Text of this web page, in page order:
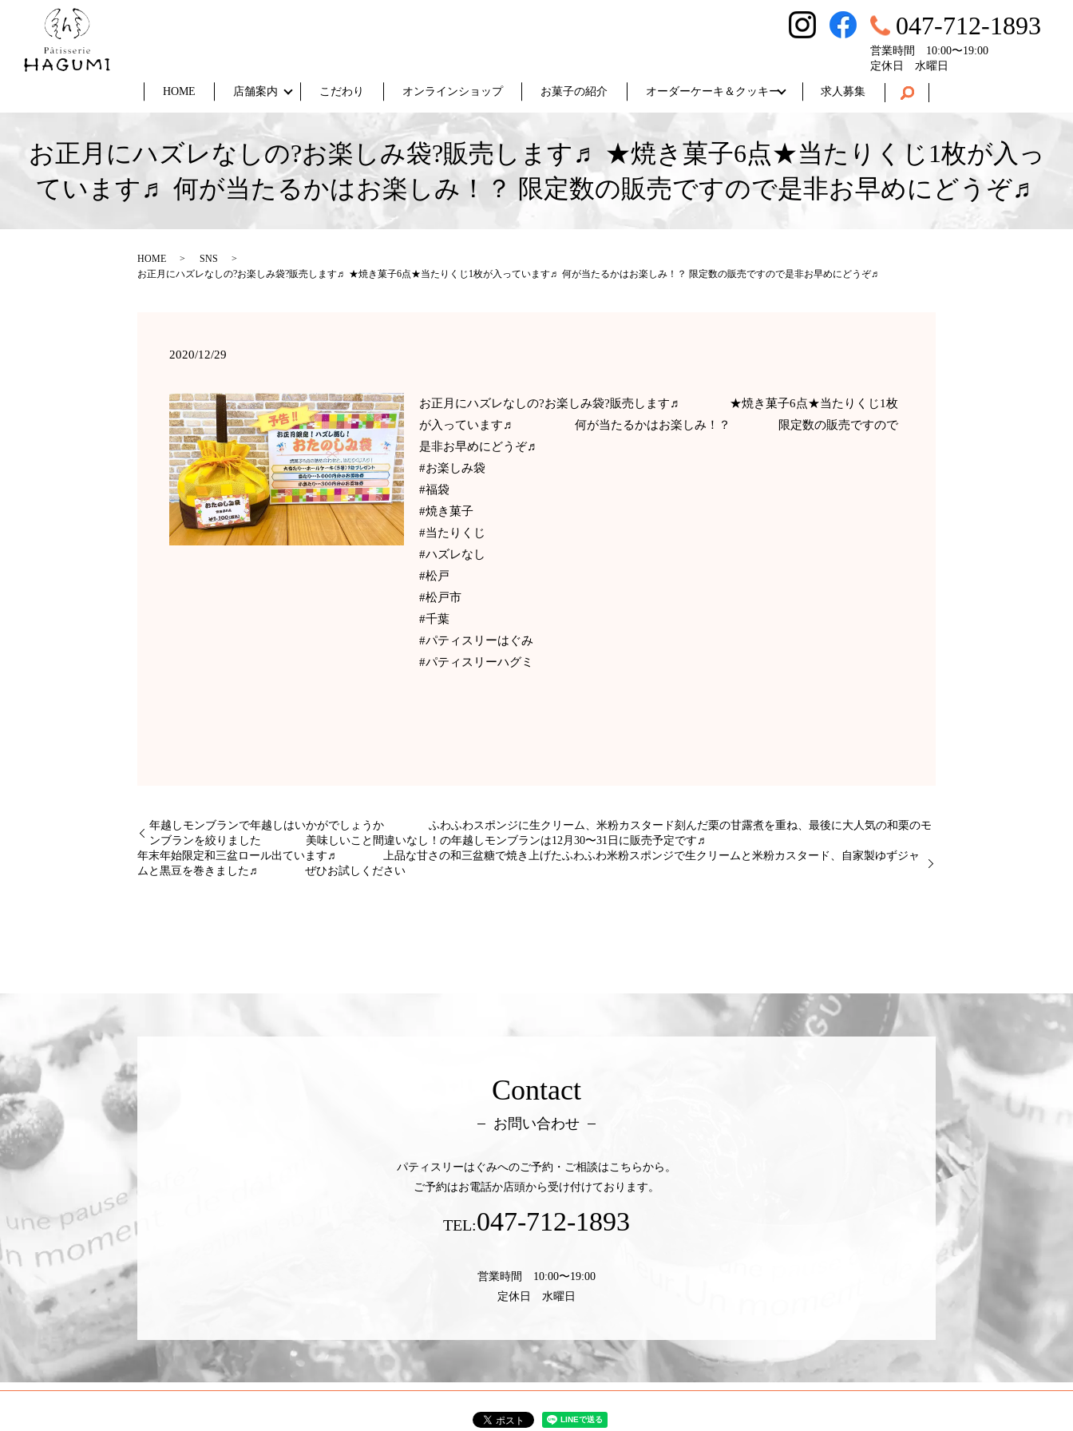
HOME 店舗案内 こだわり オンラインショップ お菓子の紹介 オーダーケーキ＆クッキー 求人募集
047-712-1893
営業時間 10:00〜19:00
定休日 水曜日
お正月にハズレなしの?お楽しみ袋?販売します♬ ★焼き菓子6点★当たりくじ1枚が入っ
ています♬ 何が当たるかはお楽しみ！？ 限定数の販売ですので是非お早めにどうぞ♬
HOME
SNS
お正月にハズレなしの?お楽しみ袋?販売します♬ ★焼き菓子6点★当たりくじ1枚が入っています♬ 何が当たるかはお楽しみ！？ 限定数の販売ですので是非お早めにどうぞ♬
2020/12/29
お正月にハズレなしの?お楽しみ袋?販売します♬ ★焼き菓子6点★当たりくじ1枚
が入っています♬ 何が当たるかはお楽しみ！？ 限定数の販売ですので
是非お早めにどうぞ♬
#お楽しみ袋
#福袋
#焼き菓子
#当たりくじ
#ハズレなし
#松戸
#松戸市
#千葉
#パティスリーはぐみ
#パティスリーハグミ
年越しモンブランで年越しはいかがでしょうか ふわふわスポンジに生クリーム、米粉カスタード刻んだ栗の甘露煮を重ね、最後に大人気の和栗のモ
ンブランを絞りました 美味しいこと間違いなし！の年越しモンブランは12月30〜31日に販売予定です♬
年末年始限定和三盆ロール出ています♬ 上品な甘さの和三盆糖で焼き上げたふわふわ米粉スポンジで生クリームと米粉カスタード、自家製ゆずジャ
ムと黒豆を巻きました♬ ぜひお試しください
Contact
お問い合わせ
パティスリーはぐみへのご予約・ご相談はこちらから。
ご予約はお電話か店頭から受け付けております。
TEL:047-712-1893
営業時間 10:00〜19:00
定休日 水曜日